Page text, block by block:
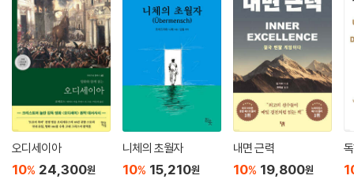
오디세이아
10% 24,300원
니체의 초월자
10% 15,210원
내면 근력
10% 19,800원